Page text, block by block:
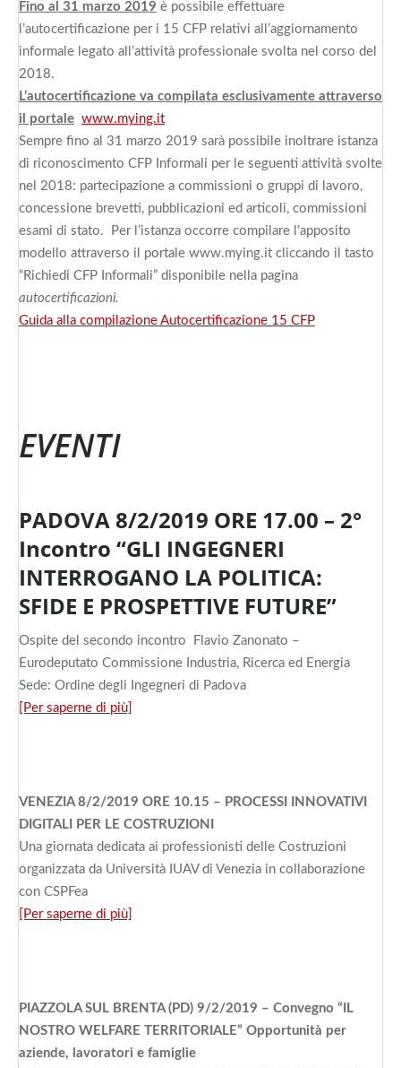
Fino al 31 marzo 2019 è possibile effettuare
l’autocertificazione per i 15 CFP relativi all’aggiornamento
informale legato all’attività professionale svolta nel corso del
2018.
L’autocertificazione va compilata esclusivamente attraverso
il portale www.mying.it
Sempre fino al 31 marzo 2019 sarà possibile inoltrare istanza
di riconoscimento CFP Informali per le seguenti attività svolte
nel 2018: partecipazione a commissioni o gruppi di lavoro,
concessione brevetti, pubblicazioni ed articoli, commissioni
esami di stato. Per l’istanza occorre compilare l’apposito
modello attraverso il portale www.mying.it cliccando il tasto
“Richiedi CFP Informali” disponibile nella pagina
autocertificazioni.
Guida alla compilazione Autocertificazione 15 CFP
EVENTI
PADOVA 8/2/2019 ORE 17.00 – 2°
Incontro “GLI INGEGNERI
INTERROGANO LA POLITICA:
SFIDE E PROSPETTIVE FUTURE”
Ospite del secondo incontro Flavio Zanonato –
Eurodeputato Commissione Industria, Ricerca ed Energia
Sede: Ordine degli Ingegneri di Padova
[Per saperne di più]
VENEZIA 8/2/2019 ORE 10.15 – PROCESSI INNOVATIVI
DIGITALI PER LE COSTRUZIONI
Una giornata dedicata ai professionisti delle Costruzioni
organizzata da Università IUAV di Venezia in collaborazione
con CSPFea
[Per saperne di più]
PIAZZOLA SUL BRENTA (PD) 9/2/2019 – Convegno “IL
NOSTRO WELFARE TERRITORIALE” Opportunità per
aziende, lavoratori e famiglie